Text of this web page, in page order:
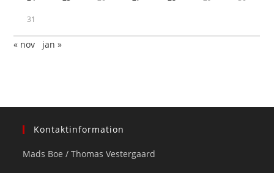
31
« nov jan »
Kontaktinformation
Mads Boe / Thomas Vestergaard